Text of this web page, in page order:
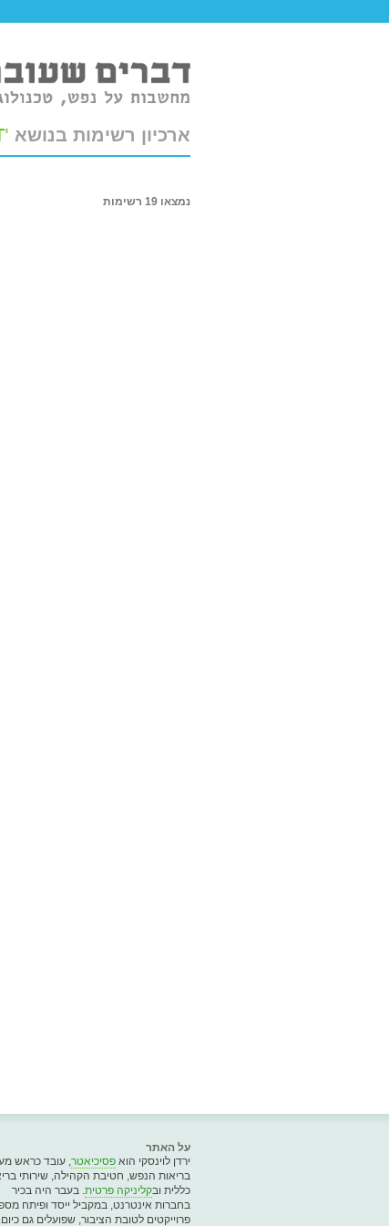
ארכיון רשימות בנושא '
נמצאו 19 רשימות
על האתר
ירדן לוינסקי הוא פסיכיאטר, עובד כראש
בריאות הנפש, חטיבת הקהילה, שירותי
כללית ובקליניקה פרטית. בעבר היה בכיר
בחברות אינטרנט, במקביל ייסד ופיתח
פרוייקטים לטובת הציבור, שפועלים גם כיום.